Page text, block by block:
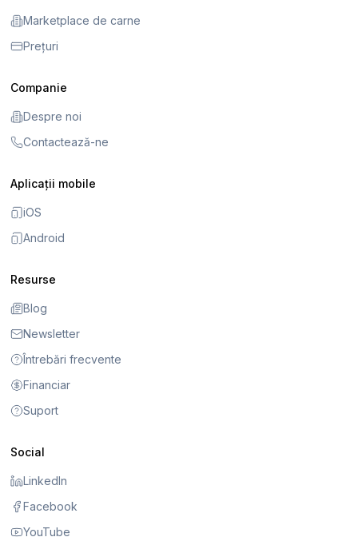
Marketplace de carne
Prețuri
Companie
Despre noi
Contactează-ne
Aplicații mobile
iOS
Android
Resurse
Blog
Newsletter
Întrebări frecvente
Financiar
Suport
Social
LinkedIn
Facebook
YouTube